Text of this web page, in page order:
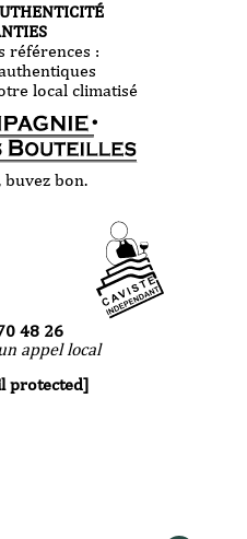
références :
local climatisé
buvez bon.
48 26
appel local
protected]